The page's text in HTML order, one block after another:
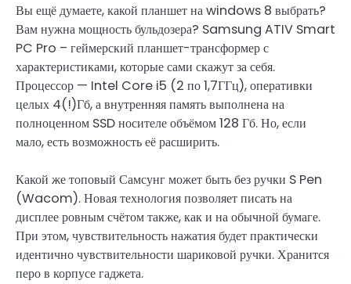
Вы ещё думаете, какой планшет на windows 8 выбрать?
Вам нужна мощность бульдозера? Samsung ATIV Smart
PC Pro – геймерский планшет-трансформер с
характеристиками, которые сами скажут за себя.
Процессор — Intel Core i5 (2 по 1,7ГГц), оперативки
целых 4(!)Гб, а внутренняя память выполнена на
полноценном SSD носителе объёмом 128 Гб. Но, если
мало, есть возможность её расширить.
Какой же топовый Самсунг может быть без ручки S Pen
(Wacom). Новая технология позволяет писать на
дисплее ровным счётом также, как и на обычной бумаге.
При этом, чувствительность нажатия будет практически
идентично чувствительности шариковой ручки. Хранится
перо в корпусе гаджета.